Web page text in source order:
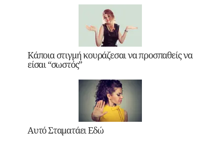
Κάποια στιγμή κουράζεσαι να προσπαθείς να
είσαι “σωστός”
Αυτό Σταματάει Εδώ